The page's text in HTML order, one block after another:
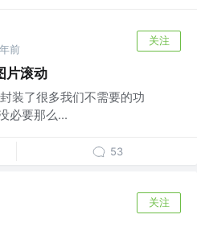
前
关注
片滚动
装了很多我们不需要的功
必要那么...
53
关注